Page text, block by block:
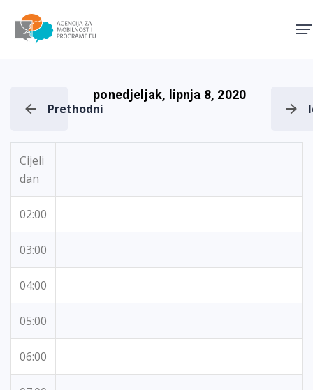
Prethodni
ponedjeljak, lipnja 8, 2020
Cijeli
dan
02:00
03:00
04:00
05:00
06:00